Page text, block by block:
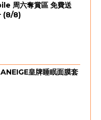
周六奪賞區 免費送
(8/8)
皇牌睡眠面膜套